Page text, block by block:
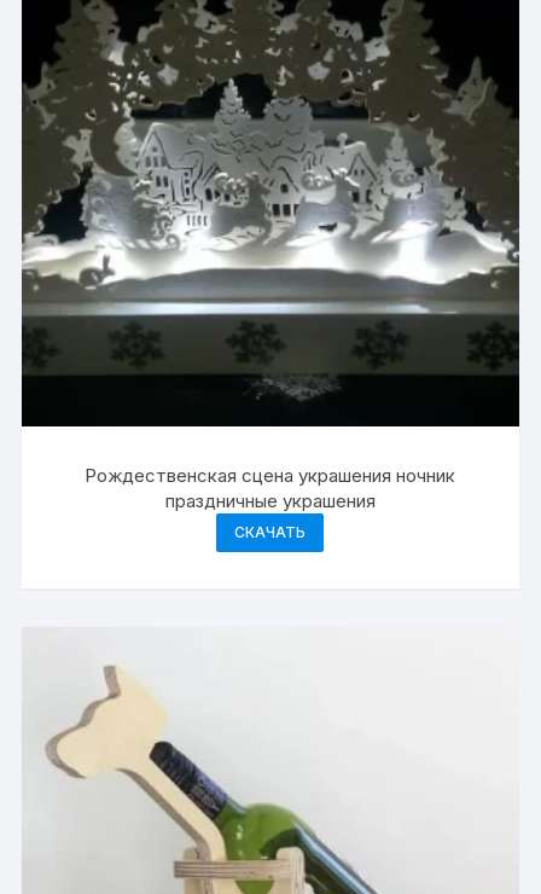
Рождественская сцена украшения ночник
праздничные украшения
СКАЧАТЬ